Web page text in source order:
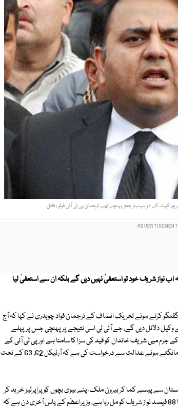
کورٹ کے دو سینیئر ججز پہنچے تھے، ترجمان پی ٹی آئی فوٹو : فائل
نواز شریف خود تو استعفیٰ نہیں دیں گے بلکہ ان سے استعفیٰ لیا
کرتے ہوئے تحریک انصاف کے ترجمان فواد چوہدری نے کہا کہ آج
دلائل دیں گے، جے آئی ٹی اسی نتیجے پر پہنچی جس پر پہلے
میں شریف خاندان کو قید کی سزا کا سامنا ہے اور پی ٹی آئی کے
وکیل نعیم بخاری نے سپریم کورٹ سے نواز شریف کو طلب کرکے جرح کی اجازت مانگتے ہوئے عدالت سے درخواست کی ہے کہ آرٹیکل 62, 63 کے تحت
سے پیسے کما کر بیرون ملک اپنے بیوی بچوں کو پراپرٹیز خرید کر
دیں، لندن فلیٹس کی خریداری میں کالا دھن استعمال ہوا، ہل میٹل کے منافع کا 88 فیصد نواز شریف کو مل رہا ہے، وزیراعظم کے پاس آخری دن ہے کہ